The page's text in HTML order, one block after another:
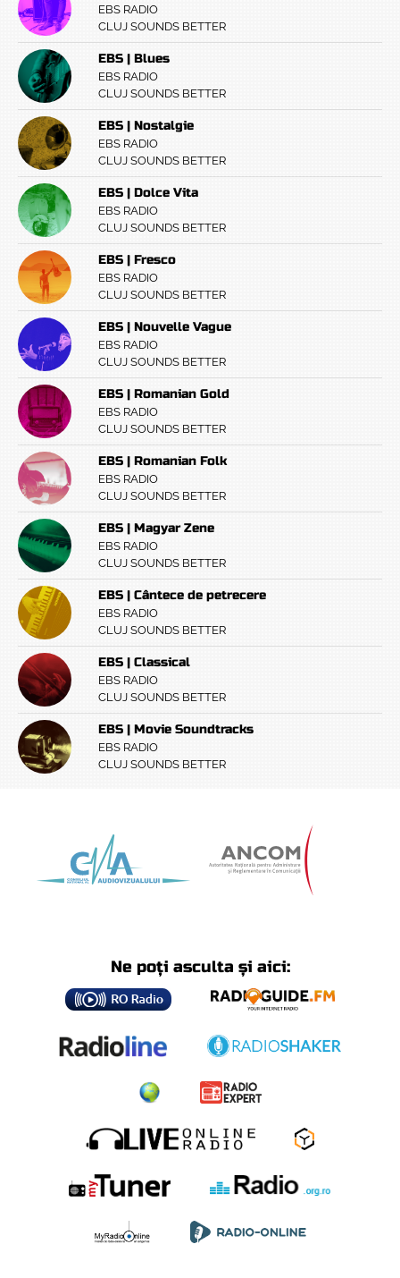
EBS RADIO
CLUJ SOUNDS BETTER
EBS | Blues
EBS RADIO
CLUJ SOUNDS BETTER
EBS | Nostalgie
EBS RADIO
CLUJ SOUNDS BETTER
EBS | Dolce Vita
EBS RADIO
CLUJ SOUNDS BETTER
EBS | Fresco
EBS RADIO
CLUJ SOUNDS BETTER
EBS | Nouvelle Vague
EBS RADIO
CLUJ SOUNDS BETTER
EBS | Romanian Gold
EBS RADIO
CLUJ SOUNDS BETTER
EBS | Romanian Folk
EBS RADIO
CLUJ SOUNDS BETTER
EBS | Magyar Zene
EBS RADIO
CLUJ SOUNDS BETTER
EBS | Cântece de petrecere
EBS RADIO
CLUJ SOUNDS BETTER
EBS | Classical
EBS RADIO
CLUJ SOUNDS BETTER
EBS | Movie Soundtracks
EBS RADIO
CLUJ SOUNDS BETTER
Ne poți asculta și aici: